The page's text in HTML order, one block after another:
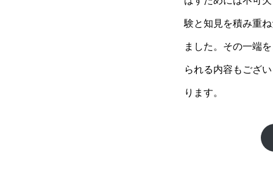
験と知見を積み重
ました。その一端
られる内容もござ
ります。